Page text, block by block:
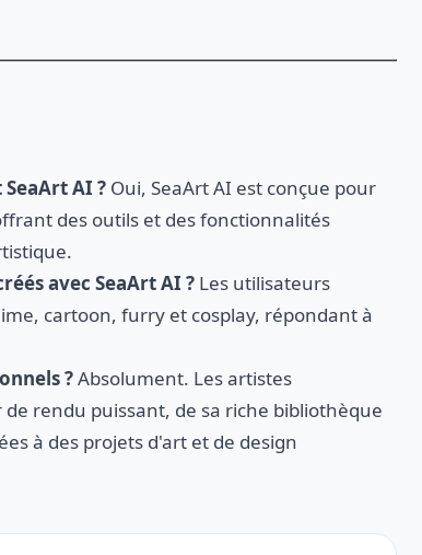
AI ? Oui, SeaArt AI est conçue pour
des outils et des fonctionnalités
avec SeaArt AI ? Les utilisateurs
cartoon, furry et cosplay, répondant à
?Absolument. Les artistes
rendu puissant, de sa riche bibliothèque
à des projets d'art et de design